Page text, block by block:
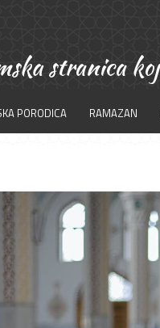
PORODICA RAMAZAN